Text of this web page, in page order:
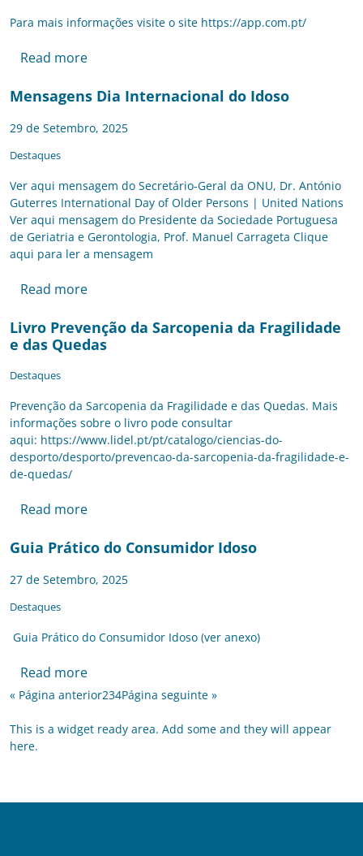
Para mais informações visite o site https://app.com.pt/
Read more
Mensagens Dia Internacional do Idoso
29 de Setembro, 2025
Destaques
Ver aqui mensagem do Secretário-Geral da ONU, Dr. António
Guterres International Day of Older Persons | United Nations
Ver aqui mensagem do Presidente da Sociedade Portuguesa
de Geriatria e Gerontologia, Prof. Manuel Carrageta Clique
aqui para ler a mensagem
Read more
Livro Prevenção da Sarcopenia da Fragilidade
e das Quedas
Destaques
Prevenção da Sarcopenia da Fragilidade e das Quedas. Mais
informações sobre o livro pode consultar
aqui: https://www.lidel.pt/pt/catalogo/ciencias-do-
desporto/desporto/prevencao-da-sarcopenia-da-fragilidade-e-
de-quedas/
Read more
Guia Prático do Consumidor Idoso
27 de Setembro, 2025
Destaques
Guia Prático do Consumidor Idoso (ver anexo)
Read more
« Página anterior234Página seguinte »
This is a widget ready area. Add some and they will appear
here.